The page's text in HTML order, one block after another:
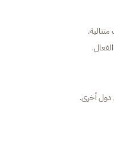
دول أخرى.